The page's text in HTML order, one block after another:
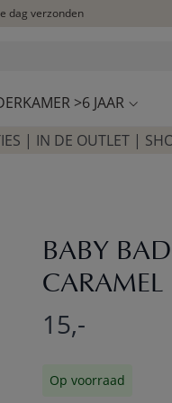
dag verzonden
4,27/5>6 JAAR
| IN DE OUTLET |
BABY
CARAMEL
15,-
Op voorraad